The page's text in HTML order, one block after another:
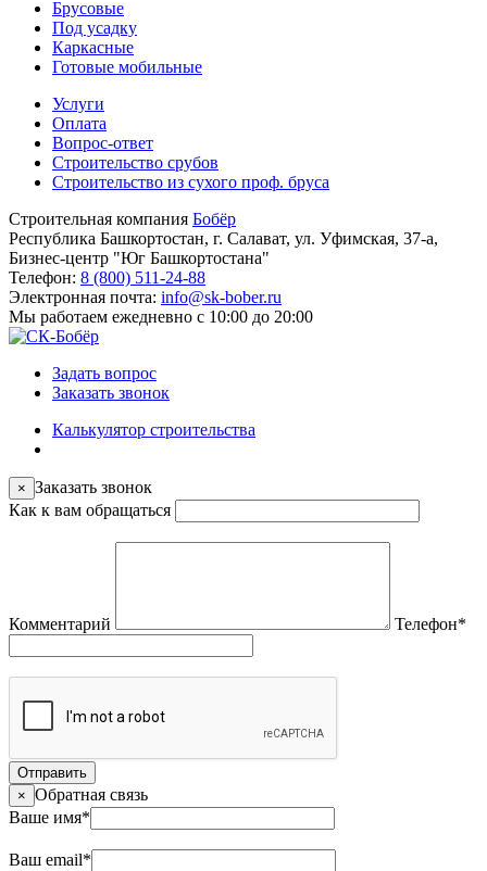
Брусовые
Под усадку
Каркасные
Готовые мобильные
Услуги
Оплата
Вопрос-ответ
Строительство срубов
Строительство из сухого проф. бруса
Строительная компания Бобёр
Республика Башкортостан, г. Салават, ул. Уфимская, 37-а,
Бизнес-центр "Юг Башкортостана"
Телефон: 8 (800) 511-24-88
Электронная почта: info@sk-bober.ru
Мы работаем ежедневно с 10:00 до 20:00
Задать вопрос
Заказать звонок
Калькулятор строительства
× Заказать звонок
Как к вам обращаться
Комментарий Телефон*
Отправить
× Обратная связь
Ваше имя*
Ваш email*